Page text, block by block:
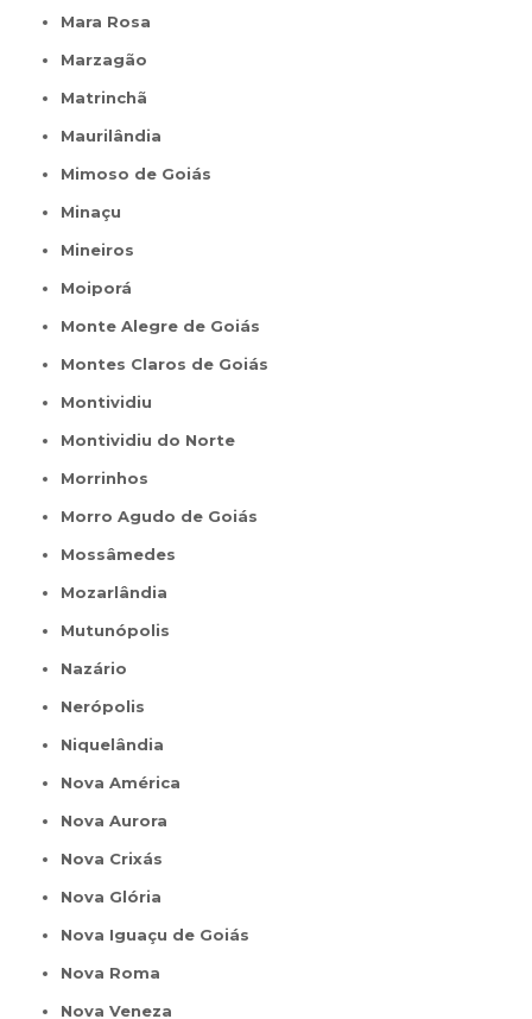
Mara Rosa
Marzagão
Matrinchã
Maurilândia
Mimoso de Goiás
Minaçu
Mineiros
Moiporá
Monte Alegre de Goiás
Montes Claros de Goiás
Montividiu
Montividiu do Norte
Morrinhos
Morro Agudo de Goiás
Mossâmedes
Mozarlândia
Mutunópolis
Nazário
Nerópolis
Niquelândia
Nova América
Nova Aurora
Nova Crixás
Nova Glória
Nova Iguaçu de Goiás
Nova Roma
Nova Veneza